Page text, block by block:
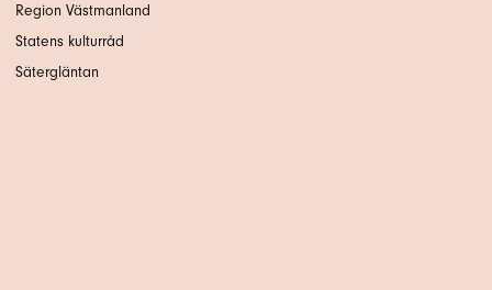
Region Västmanland
Statens kulturråd
Sätergläntan